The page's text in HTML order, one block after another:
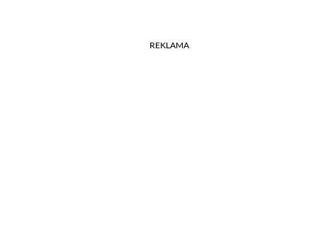
REKLAMA